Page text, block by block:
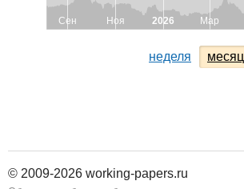
Сен Ноя 2026 Мар
неделя месяц
© 2009-2026 working-papers.ru